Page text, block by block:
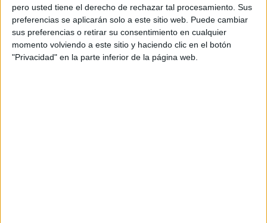
pero usted tiene el derecho de rechazar tal procesamiento. Sus
preferencias se aplicarán solo a este sitio web. Puede cambiar
sus preferencias o retirar su consentimiento en cualquier
momento volviendo a este sitio y haciendo clic en el botón
"Privacidad" en la parte inferior de la página web.